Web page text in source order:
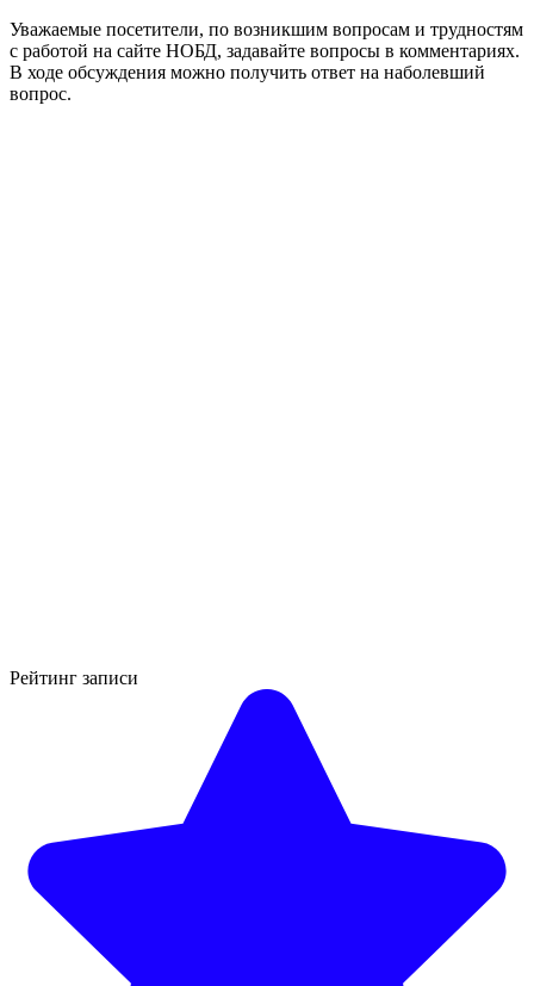
Уважаемые посетители, по возникшим вопросам и трудностям
с работой на сайте НОБД, задавайте вопросы в комментариях.
В ходе обсуждения можно получить ответ на наболевший
вопрос.
Рейтинг записи